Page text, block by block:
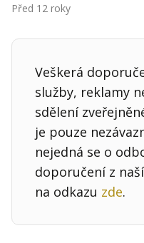
Obchodní podmínky
Před 12 roky
Veškerá
služby, reklamy
sdělení
je pouze
nejedná se o
doporučení z
na odkazu zde.